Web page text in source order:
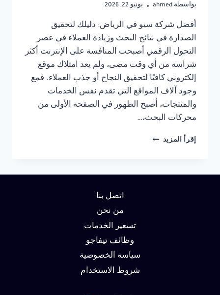
بواسطة ahmed يونيو 22, 2026
أفضل شركة سيو في الرياض: دليلك لتحقيق
الصدارة في نتائج البحث وزيادة العملاء في عصر
التحول الرقمي أصبحت المنافسة على الإنترنت أكثر
شراسة من أي وقت مضى، ولم يعد امتلاك موقع
إلكتروني كافيًا لتحقيق النجاح أو جذب العملاء. فمع
وجود آلاف المواقع التي تقدم نفس الخدمات
والمنتجات، أصبح الظهور في الصفحة الأولى من
محركات البحث،…
إقرأ المزيد شركة
اتصل بنا
من نحن
تسعير الخدمات
وظائف تيفاجو
سياسة الخصوصية
شروط الاستخدام